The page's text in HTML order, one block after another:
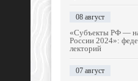
08 август
«Субъекты РФ —
России 2024»:
лекторий
07 август